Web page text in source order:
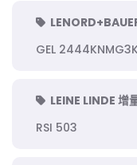
GEL
LEINE LINDE
RSI 503